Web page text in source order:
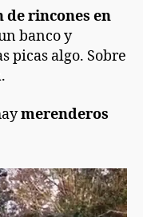
de rincones en
banco y
picas algo. Sobre
.
merenderos